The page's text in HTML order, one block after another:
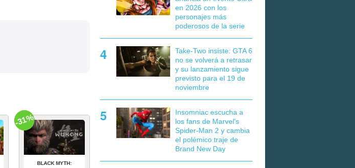
BLACK MYTH:
-31%
en 2026 con los
personajes más
poderosos de la serie
Take-Two insiste: GTA 6
no se volverá a retrasar
y su lanzamiento sigue
previsto para el 19 de
noviembre
Insomniac escucha a
los fans de Marvel's
Spider-Man 2 y cambia
el polémico traje de
Brand New Day